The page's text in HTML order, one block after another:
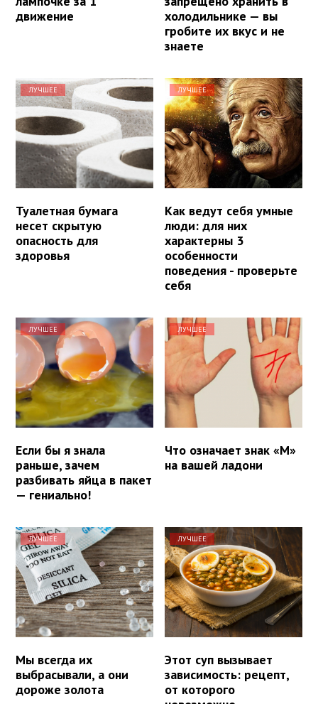
движение
холодильнике — вы
гробите их вкус и не
знаете
ЛУЧШЕЕ
Туалетная бумага
несет скрытую
опасность для
здоровья
ЛУЧШЕЕ
Как ведут себя умные
люди: для них
характерны 3
особенности
поведения - проверьте
себя
ЛУЧШЕЕ
Если бы я знала
раньше, зачем
разбивать яйца в пакет
— гениально!
ЛУЧШЕЕ
Что означает знак «М»
на вашей ладони
ЛУЧШЕЕ
Мы всегда их
выбрасывали, а они
дороже золота
ЛУЧШЕЕ
Этот суп вызывает
зависимость: рецепт,
от которого